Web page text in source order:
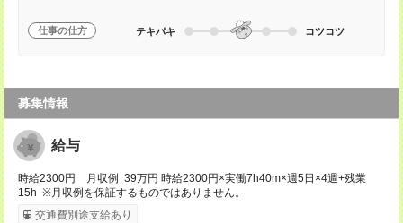
仕事の仕方 テキパキ コツコツ
募集情報
給与
時給2300円 月収例 39万円 時給2300円×実働7h40m×週5日×4週+残業
15h ※月収例を保証するものではありません。
交通費別途支給あり